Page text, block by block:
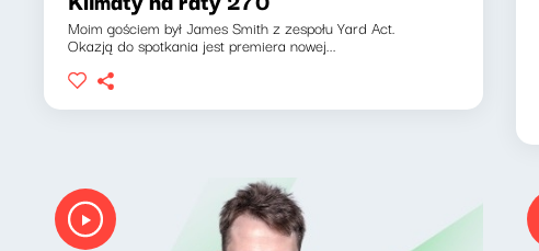
Moim gościem był James Smith z zespołu Yard Act.
Okazją do spotkania jest premiera nowej...